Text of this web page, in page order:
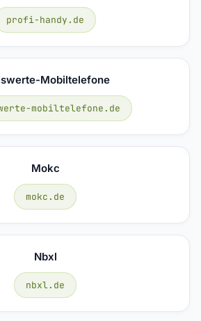
profi-handy.de
Mobiltelefone
mobiltelefone.de
Mokc
mokc.de
Nbxl
nbxl.de